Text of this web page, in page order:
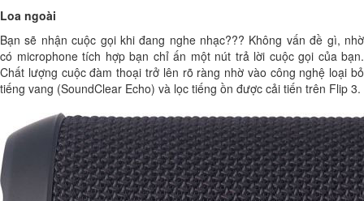
Loa ngoài
Bạn sẽ nhận cuộc gọi khi đang nghe nhạc??? Không vấn đề gì, nhờ
có microphone tích hợp bạn chỉ ấn một nút trả lời cuộc gọi của bạn.
Chất lượng cuộc đàm thoại trở lên rõ ràng nhờ vào công nghệ loại bỏ
tiếng vang (SoundClear Echo) và lọc tiếng ồn được cải tiến trên Flip 3.